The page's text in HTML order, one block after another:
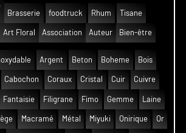
Brasserie
foodtruck Rhum Tisane
Art Floral Association Auteur Bien-être
Argent Beton Boheme Bois
Cabochon Coraux Cristal Cuir Cuivre
Fantaisie Filigrane Fimo Gemme Laine
Macramé Métal Miyuki Onirique Or